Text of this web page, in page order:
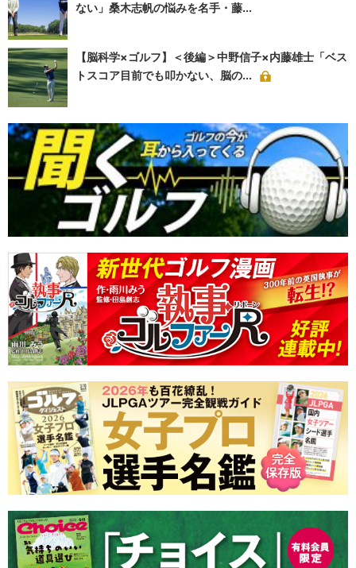
ない」桑木志帆の悩みを名手・藤...
【脳科学×ゴルフ】＜後編＞中野信子×内藤雄士「ベス
トスコア目前でも叩かない、脳の...